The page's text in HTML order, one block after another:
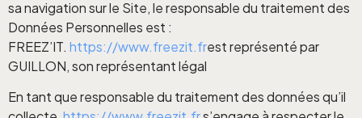
sa navigation sur le Site, le responsable du traitement des
Données Personnelles est :
FREEZ’IT. https://www.freezit.frest représenté par
GUILLON, son représentant légal
En tant que responsable du traitement des données qu’il